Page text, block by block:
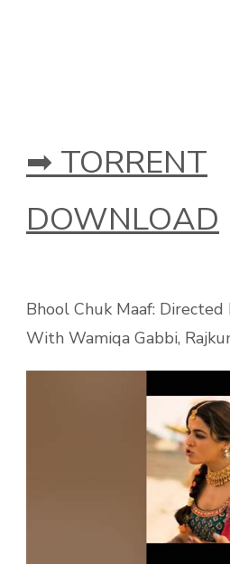
➡ TORRENT
DOWNLOAD
Bhool Chuk Maaf: Directed
With Wamiqa Gabbi,